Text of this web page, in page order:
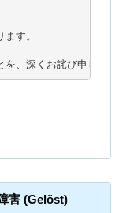
す。
を、深くお詫び申し上げ
害 (Gelöst)